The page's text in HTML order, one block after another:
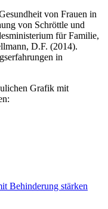
von Frauen in
von Schröttle und
für Familie,
D.F. (2014).
in
Grafik mit
Behinderung stärken